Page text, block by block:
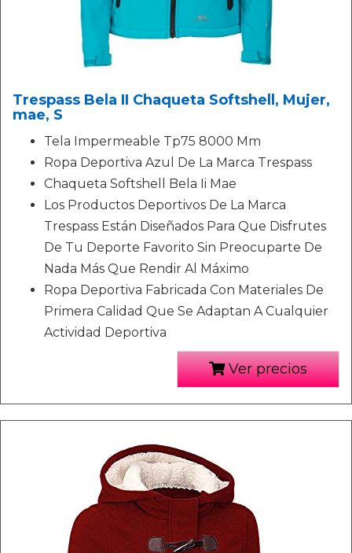
Trespass Bela II Chaqueta Softshell, Mujer,
mae, S
Tela Impermeable Tp75 8000 Mm
Ropa Deportiva Azul De La Marca Trespass
Chaqueta Softshell Bela Ii Mae
Los Productos Deportivos De La Marca
Trespass Están Diseñados Para Que Disfrutes
De Tu Deporte Favorito Sin Preocuparte De
Nada Más Que Rendir Al Máximo
Ropa Deportiva Fabricada Con Materiales De
Primera Calidad Que Se Adaptan A Cualquier
Actividad Deportiva
Ver precios